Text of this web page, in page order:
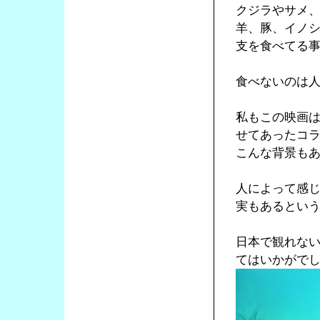
クジラやサメ
羊、豚、イノ
支を食べてる
食べないのは
私もこの映画
せてあったコ
こんな背景も
人によって感
実もあるとい
日本で観れな
てはいかがで